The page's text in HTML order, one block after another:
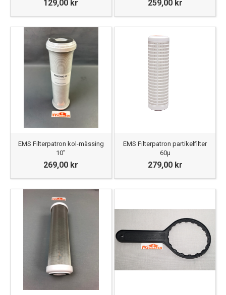
129,00 kr 259,00 kr
EMS Filterpatron kol-mässing
10"
269,00 kr
EMS Filterpatron partikelfilter
60μ
279,00 kr